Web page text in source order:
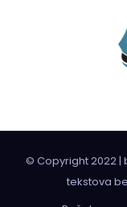
© Copyright 2022
tekstova